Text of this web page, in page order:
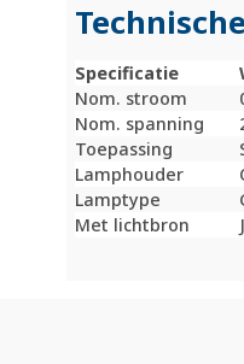
Specificatie
Nom. stroom
Nom. spanning
Toepassing
Lamphouder
Lamptype
Met lichtbron